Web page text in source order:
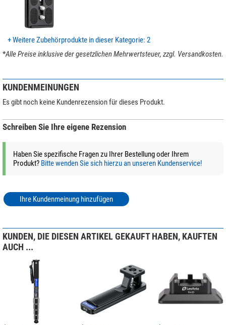
werden auf modernsten
und sind dadurch deutlich
keine Kompromisse!
+ Weitere Zubehörprodukte in dieser Kategorie: 2
*Alle Preise inklusive der gesetzlichen Mehrwertsteuer, zzgl. Versandkosten.
KUNDENMEINUNGEN
Es gibt noch keine Kundenrezension für dieses Produkt.
Schreiben Sie Ihre eigene Rezension
Haben Sie spezifische Fragen zu Ihrer Bestellung oder Ihrem
Produkt? Bitte wenden Sie sich hierzu an unseren Kundenservice!
Ihre Kundenmeinung hinzufügen
KUNDEN, DIE DIESEN ARTIKEL GEKAUFT HABEN, KAUFTEN
AUCH ...